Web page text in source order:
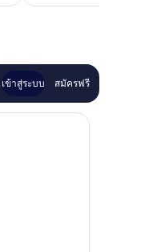
เข้าสู่ระบบ สมัครฟรี